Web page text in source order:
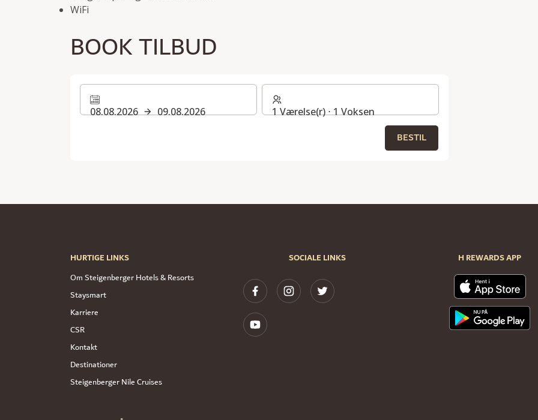
WiFi
BOOK TILBUD
08.08.2026 09.08.2026 1 Værelse(r) ⋅ 1 Voksen
BESTIL
HURTIGE LINKS
Om Steigenberger Hotels & Resorts
Staysmart
Karriere
CSR
Kontakt
Destinationer
Steigenberger Nile Cruises
SOCIALE LINKS H REWARDS APP